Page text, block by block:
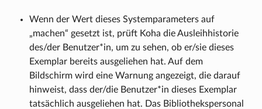
Wenn der Wert dieses Systemparameters auf
„machen“ gesetzt ist, prüft Koha die Ausleihhistorie
des/der Benutzer*in, um zu sehen, ob er/sie dieses
Exemplar bereits ausgeliehen hat. Auf dem
Bildschirm wird eine Warnung angezeigt, die darauf
hinweist, dass der/die Benutzer*in dieses Exemplar
tatsächlich ausgeliehen hat. Das Bibliothekspersonal